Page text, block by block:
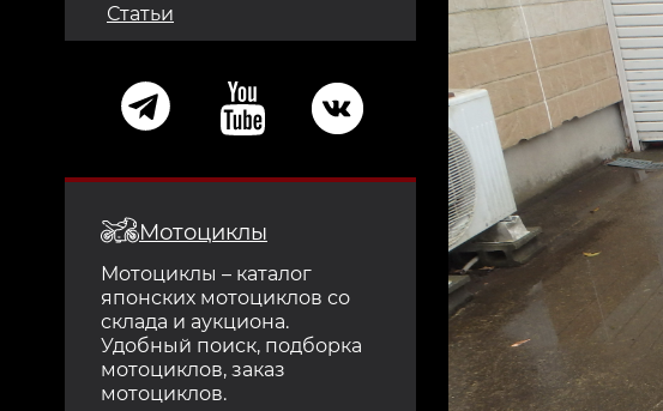
Статьи
Мотоциклы
Мотоциклы – каталог
японских мотоциклов со
склада и аукциона.
Удобный поиск, подборка
мотоциклов, заказ
мотоциклов.